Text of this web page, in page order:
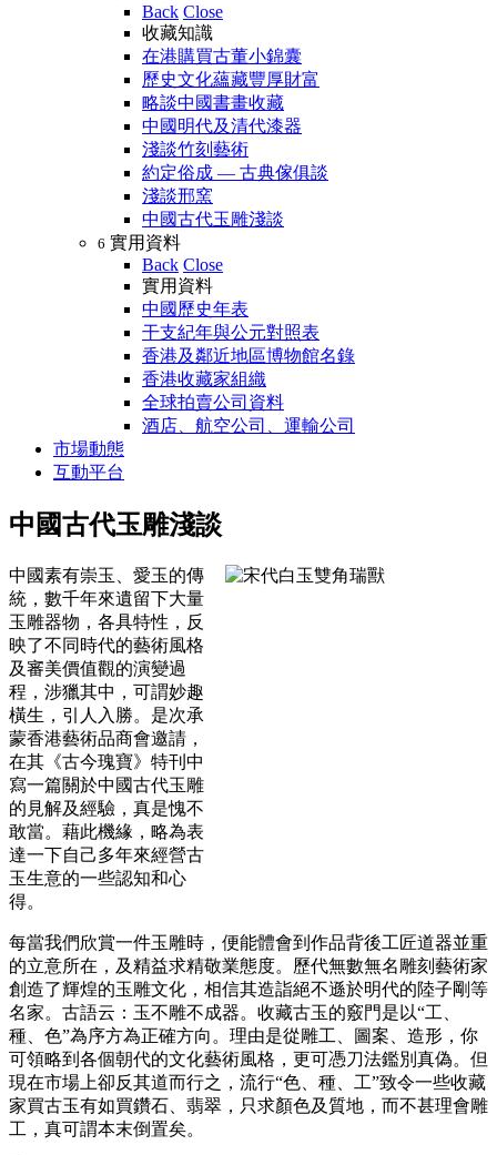
Back Close
收藏知識
在港購買古董小錦囊
歷史文化蘊藏豐厚財富
略談中國書畫收藏
中國明代及清代漆器
淺談竹刻藝術
約定俗成 — 古典傢俱談
淺談邢窯
中國古代玉雕淺談
6 實用資料
Back Close
實用資料
中國歷史年表
干支紀年與公元對照表
香港及鄰近地區博物館名錄
香港收藏家組織
全球拍賣公司資料
酒店、航空公司、運輸公司
市場動態
互動平台
中國古代玉雕淺談
中國素有崇玉、愛玉的傳
統，數千年來遺留下大量
玉雕器物，各具特性，反
映了不同時代的藝術風格
及審美價值觀的演變過
程，涉獵其中，可謂妙趣
橫生，引人入勝。是次承
蒙香港藝術品商會邀請，
在其《古今瑰寶》特刊中
寫一篇關於中國古代玉雕
的見解及經驗，真是愧不
敢當。藉此機緣，略為表
達一下自己多年來經營古
玉生意的一些認知和心
得。
每當我們欣賞一件玉雕時，便能體會到作品背後工匠道器並重
的立意所在，及精益求精敬業態度。歷代無數無名雕刻藝術家
創造了輝煌的玉雕文化，相信其造詣絕不遜於明代的陸子剛等
名家。古語云：玉不雕不成器。收藏古玉的竅門是以“工、
種、色”為序方為正確方向。理由是從雕工、圖案、造形，你
可領略到各個朝代的文化藝術風格，更可憑刀法鑑別真偽。但
現在市場上卻反其道而行之，流行“色、種、工”致令一些收藏
家買古玉有如買鑽石、翡翠，只求顏色及質地，而不甚理會雕
工，真可謂本末倒置矣。